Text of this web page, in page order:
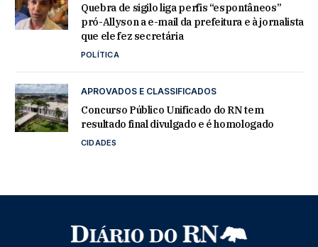
Quebra de sigilo liga perfis “espontâneos”
pró-Allyson a e-mail da prefeitura e à jornalista
que ele fez secretária
POLÍTICA
APROVADOS E CLASSIFICADOS
Concurso Público Unificado do RN tem
resultado final divulgado e é homologado
CIDADES